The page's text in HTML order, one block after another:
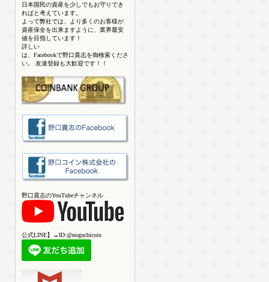
日本国民の資産を少しでもお守りでき
ればと考えています。
よって弊社では、より多くのお客様が
資産保全を出来ますように、業界最安
値を目指しています！
詳しい
は、Facebookで野口貴志を御検索くださ
い。 友達登録も大歓迎です！！
野口貴志のYouTubeチャンネル
公式LINE】→ID:@noguchicoin